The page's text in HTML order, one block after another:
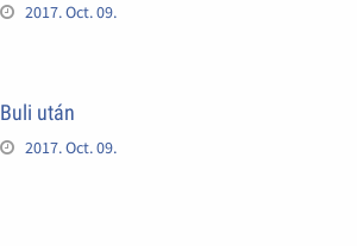
2017. Oct. 09.
Buli után
2017. Oct. 09.